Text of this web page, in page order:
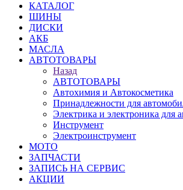
КАТАЛОГ
ШИНЫ
ДИСКИ
АКБ
МАСЛА
АВТОТОВАРЫ
Назад
АВТОТОВАРЫ
Автохимия и Автокосметика
Принадлежности для
Электрика и электроника для
Инструмент
Электроинструмент
МОТО
ЗАПЧАСТИ
ЗАПИСЬ НА СЕРВИС
АКЦИИ